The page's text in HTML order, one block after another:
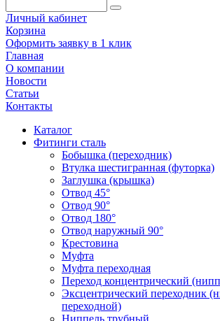
Личный кабинет
Корзина
Оформить заявку в 1 клик
Главная
О компании
Новости
Статьи
Контакты
Каталог
Фитинги сталь
Бобышка (переходник)
Втулка шестигранная (футорка)
Заглушка (крышка)
Отвод 45°
Отвод 90°
Отвод 180°
Отвод наружный 90°
Крестовина
Муфта
Муфта переходная
Переход концентрический
Эксцентрический переходник
переходной)
Ниппель трубный